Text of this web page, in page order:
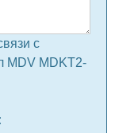
с
MDV MDKT2-